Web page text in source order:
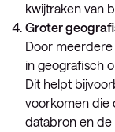
kwijtraken van
Groter
Door
in geografisch
Dit helpt
voorkomen die
databron en de